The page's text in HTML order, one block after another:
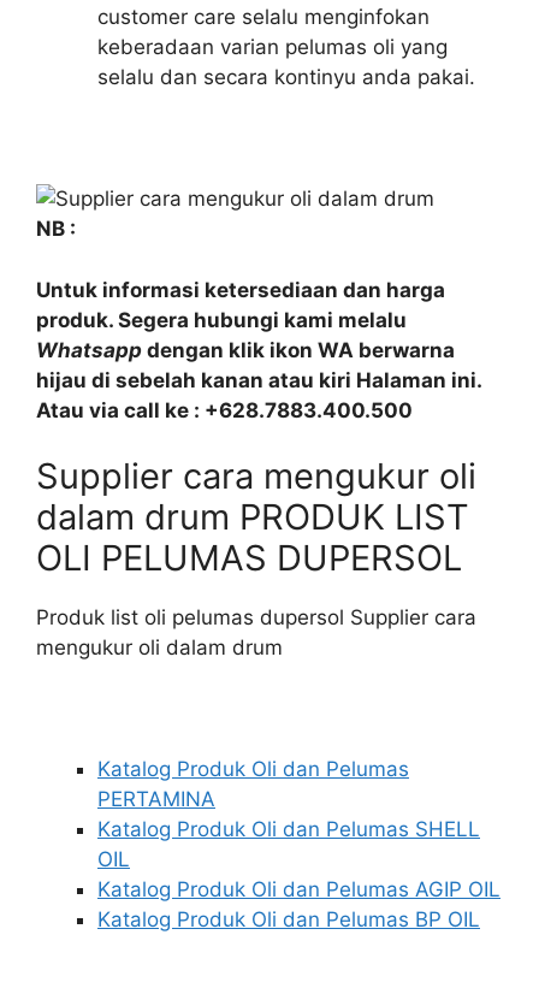
customer care selalu menginfokan
keberadaan varian pelumas oli yang
selalu dan secara kontinyu anda pakai.
NB :
Untuk informasi ketersediaan dan harga
produk. Segera hubungi kami melalu
Whatsapp dengan klik ikon WA berwarna
hijau di sebelah kanan atau kiri Halaman ini.
Atau via call ke : +628.7883.400.500
Supplier cara mengukur oli
dalam drum PRODUK LIST
OLI PELUMAS DUPERSOL
Produk list oli pelumas dupersol Supplier cara
mengukur oli dalam drum
Katalog Produk Oli dan Pelumas
PERTAMINA
Katalog Produk Oli dan Pelumas SHELL
OIL
Katalog Produk Oli dan Pelumas AGIP OIL
Katalog Produk Oli dan Pelumas BP OIL